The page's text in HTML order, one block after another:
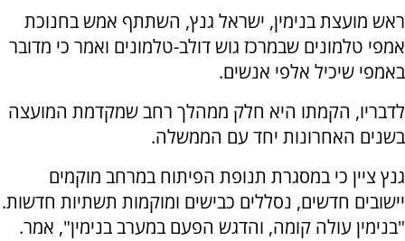
ראש מועצת בנימין, ישראל גנץ, השתתף אמש בחנוכת
אמפי טלמונים שבמרכז גוש דולב-טלמונים ואמר כי מדובר
באמפי שיכיל אלפי אנשים.
לדבריו, הקמתו היא חלק ממהלך רחב שמקדמת המועצה
בשנים האחרונות יחד עם הממשלה.
גנץ ציין כי במסגרת תנופת הפיתוח במרחב מוקמים
יישובים חדשים, נסללים כבישים ומוקמות תשתיות חדשות.
"בנימין עולה קומה, והדגש הפעם במערב בנימין", אמר.